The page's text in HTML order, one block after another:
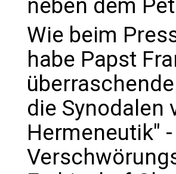
neben dem
Wie beim
habe Papst
die Synodalen
Hermeneutik"